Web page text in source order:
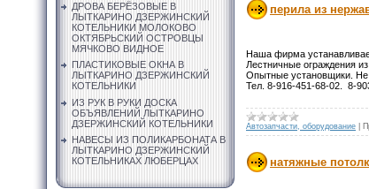
ДРОВА БЕРЁЗОВЫЕ В
ЛЫТКАРИНО ДЗЕРЖИНСКИЙ
КОТЕЛЬНИКИ МОЛОКОВО
ОКТЯБРЬСКИЙ ОСТРОВЦЫ
МЯЧКОВО ВИДНОЕ
ПЛАСТИКОВЫЕ ОКНА В
ЛЫТКАРИНО ДЗЕРЖИНСКИЙ
КОТЕЛЬНИКИ
ИЗ РУК В РУКИ ДОСКА
ОБЪЯВЛЕНИЙ ЛЫТКАРИНО
ДЗЕРЖИНСКИЙ КОТЕЛЬНИКИ
НАВЕСЫ ИЗ ПОЛИКАРБОНАТА В
ЛЫТКАРИНО ДЗЕРЖИНСКИЙ
КОТЕЛЬНИКАХ ЛЮБЕРЦАХ
перила из
Наша фирма
Лестничные ограждения
Опытные установщики. Не
Тел. 8-916-451-68-02. 8-
Автозапчасти, оборудование
натяжные